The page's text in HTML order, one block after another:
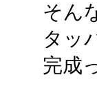
そん
タッ
完成